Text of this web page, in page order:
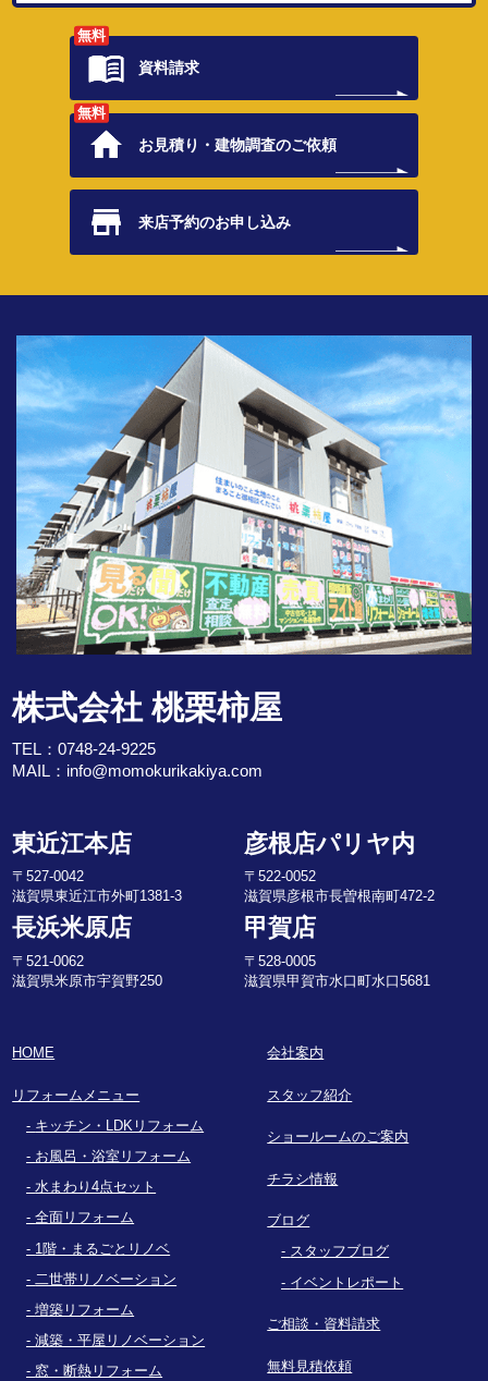
無料
資料請求
無料
お見積り・建物調査のご依頼
来店予約のお申し込み
株式会社 桃栗柿屋
TEL：0748-24-9225
MAIL： info@momokurikakiya.com
東近江本店
〒527-0042
滋賀県東近江市外町1381-3
彦根店パリヤ内
〒522-0052
滋賀県彦根市長曽根南町472-2
長浜米原店
〒521-0062
滋賀県米原市宇賀野250
甲賀店
〒528-0005
滋賀県甲賀市水口町水口5681
HOME
リフォームメニュー
キッチン・LDKリフォーム
お風呂・浴室リフォーム
水まわり4点セット
全面リフォーム
1階・まるごとリノベ
二世帯リノベーション
増築リフォーム
減築・平屋リノベーション
窓・断熱リフォーム
会社案内
スタッフ紹介
ショールームのご案内
チラシ情報
ブログ
スタッフブログ
イベントレポート
ご相談・資料請求
無料見積依頼